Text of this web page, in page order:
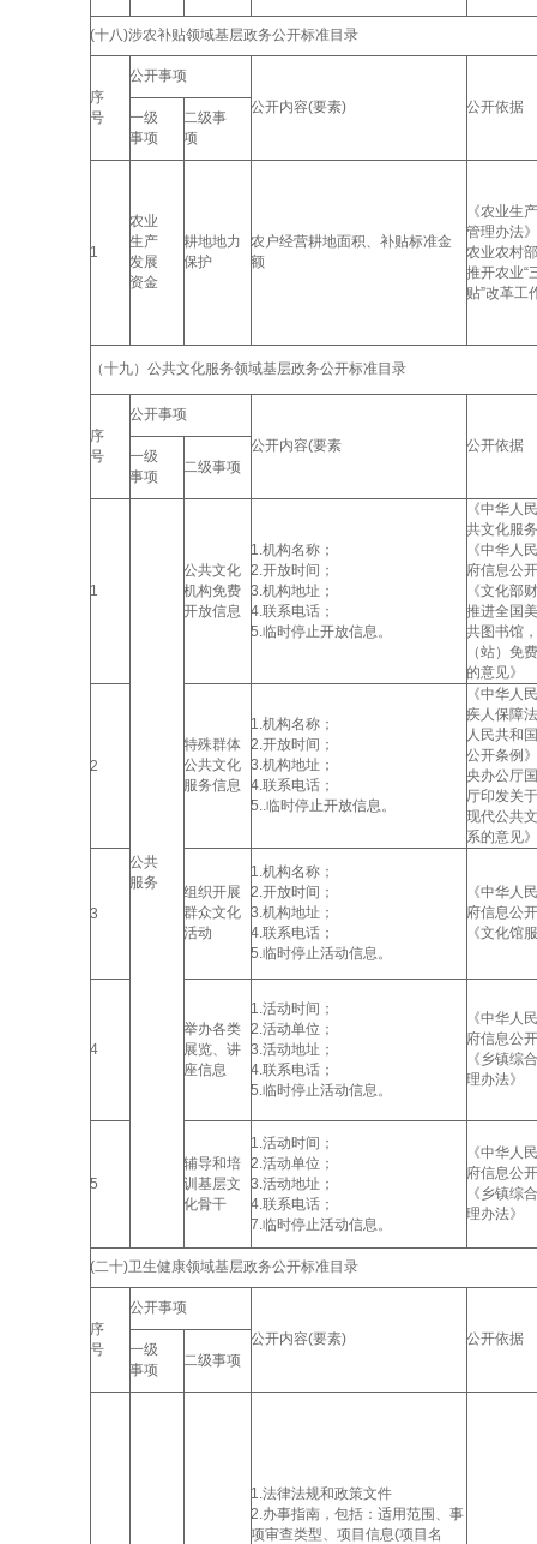
(十八)涉农补贴领域基层政务公开标准目录
序
号
公开事项
公开内容(要素)
公开依据
一级
事项
二级事
项
1
农业
生产
发展
资金
耕地地力
保护
农户经营耕地面积、补贴标准金
额
《农业生
管理办法
农业农村
推开农业“
贴”改革工
（十九）公共文化服务领域基层政务公开标准目录
序
号
公开事项
公开内容(要素
公开依据
一级
事项
二级事项
1
公共
服务
公共文化
机构免费
开放信息
1.机构名称；
2.开放时间；
3.机构地址；
4.联系电话；
5.临时停止开放信息。
《中华人
共文化服
《中华人
府信息公
《文化部
推进全国
共图书馆
（站）免
的意见》
2
特殊群体
公共文化
服务信息
1.机构名称；
2.开放时间；
3.机构地址；
4.联系电话；
5..临时停止开放信息。
《中华人
疾人保障
人民共和
公开条例
央办公厅
厅印发关
现代公共
系的意见
3
组织开展
群众文化
活动
1.机构名称；
2.开放时间；
3.机构地址；
4.联系电话；
5.临时停止活动信息。
《中华人
府信息公
《文化馆
4
举办各类
展览、讲
座信息
1.活动时间；
2.活动单位；
3.活动地址；
4.联系电话；
5.临时停止活动信息。
《中华人
府信息公
《乡镇综
理办法》
5
辅导和培
训基层文
化骨干
1.活动时间；
2.活动单位；
3.活动地址；
4.联系电话；
7.临时停止活动信息。
《中华人
府信息公
《乡镇综
理办法》
(二十)卫生健康领域基层政务公开标准目录
序
号
公开事项
公开内容(要素)
公开依据
一级
事项
二级事项
1.法律法规和政策文件
2.办事指南，包括：适用范围、事
项审查类型、项目信息(项目名